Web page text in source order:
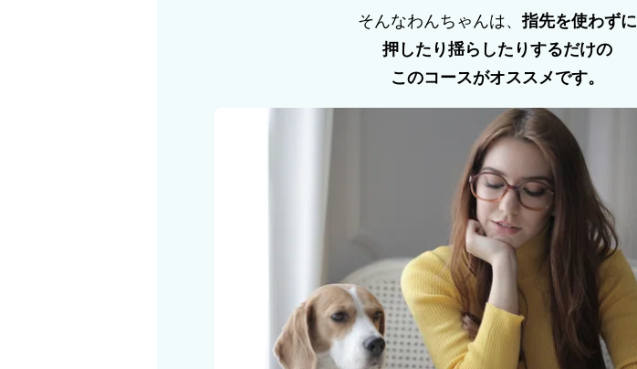
そんなわんちゃんは、指先を使わずに
押したり揺らしたりするだけの
このコースがオススメです。